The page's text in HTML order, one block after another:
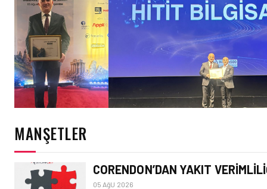
HAVACILIK
HITIT BILIŞIM 500’DE SEKTÖREL
BIRINCISI
MANŞETLER
CORENDON’DAN YAKIT
05 AğU 2026